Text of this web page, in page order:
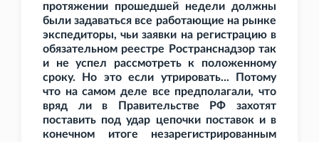
протяжении прошедшей недели должны
были задаваться все работающие на рынке
экспедиторы, чьи заявки на регистрацию в
обязательном реестре Ространснадзор так
и не успел рассмотреть к положенному
сроку. Но это если утрировать... Потому
что на самом деле все предполагали, что
вряд ли в Правительстве РФ захотят
поставить под удар цепочки поставок и в
конечном итоге незарегистрированным